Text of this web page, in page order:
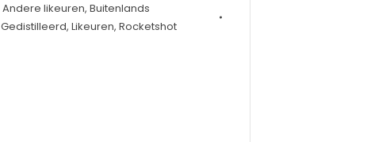
Andere likeuren, Buitenlands
Gedistilleerd, Likeuren, Rocketshot